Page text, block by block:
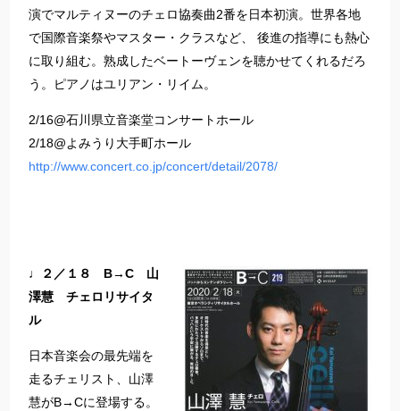
演でマルティヌーのチェロ協奏曲2番を日本初演。世界各地
で国際音楽祭やマスター・クラスなど、 後進の指導にも熱心
に取り組む。熟成したベートーヴェンを聴かせてくれるだろ
う。ピアノはユリアン・リイム。
2/16@石川県立音楽堂コンサートホール
2/18@よみうり大手町ホール
http://www.concert.co.jp/concert/detail/2078/
♩２／１８ B→C 山
澤慧 チェロリサイタ
ル
日本音楽会の最先端を
走るチェリスト、山澤
慧がB→Cに登場する。